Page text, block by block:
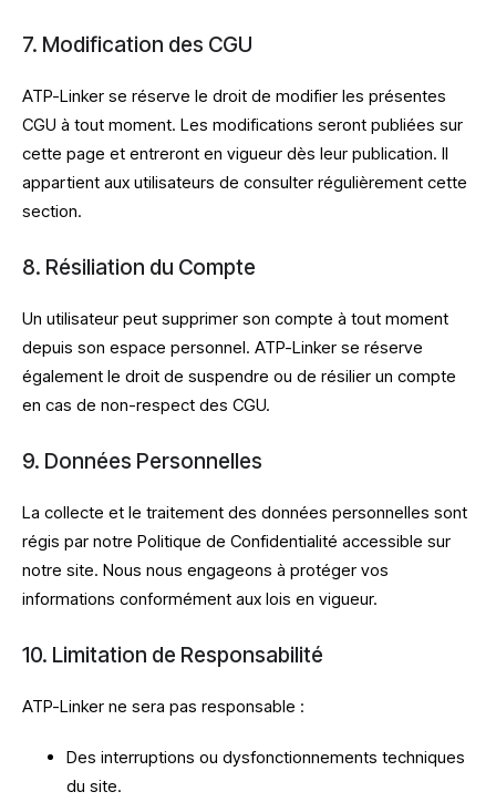
7. Modification des CGU
ATP-Linker se réserve le droit de modifier les présentes
CGU à tout moment. Les modifications seront publiées sur
cette page et entreront en vigueur dès leur publication. Il
appartient aux utilisateurs de consulter régulièrement cette
section.
8. Résiliation du Compte
Un utilisateur peut supprimer son compte à tout moment
depuis son espace personnel. ATP-Linker se réserve
également le droit de suspendre ou de résilier un compte
en cas de non-respect des CGU.
9. Données Personnelles
La collecte et le traitement des données personnelles sont
régis par notre Politique de Confidentialité accessible sur
notre site. Nous nous engageons à protéger vos
informations conformément aux lois en vigueur.
10. Limitation de Responsabilité
ATP-Linker ne sera pas responsable :
Des interruptions ou dysfonctionnements techniques
du site.